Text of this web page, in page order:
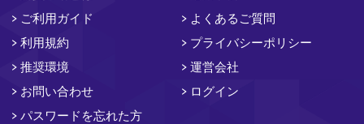
ご利用ガイド
よくあるご質問
利用規約
プライバシーポリシー
推奨環境
運営会社
お問い合わせ
ログイン
パスワードを忘れた方